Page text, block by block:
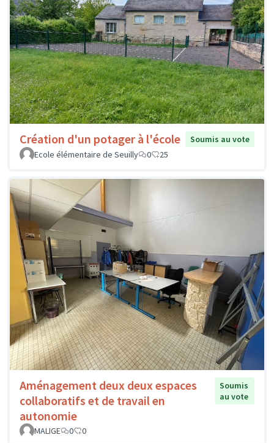
Création d'un potager à l'école
Soumis au vote
Ecole élémentaire de Seuilly
0 25
Aménagement deux deux espaces
collaboratifs et de travail en
autonomie
Soumis
au vote
MALIGE 0 0